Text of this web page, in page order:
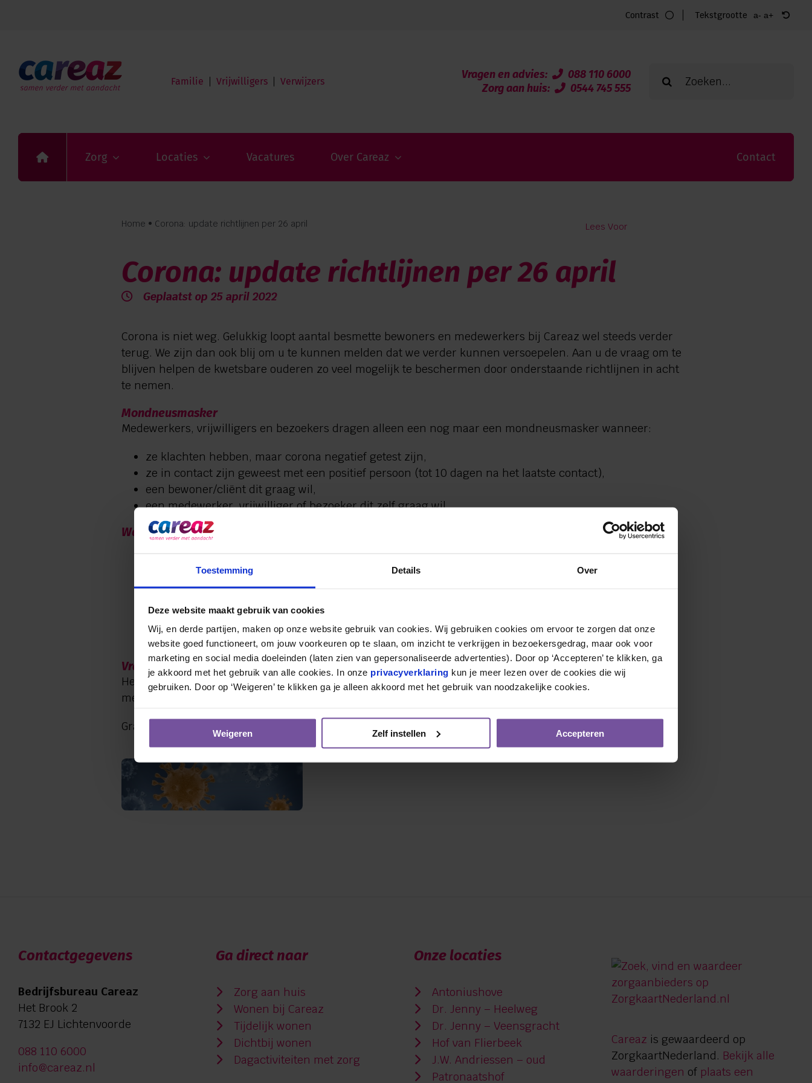
Toestemming Details Over
Deze website maakt gebruik van cookies
Wij, en derde partijen, maken op onze website gebruik van cookies. Wij gebruiken cookies om ervoor te zorgen dat onze
website goed functioneert, om jouw voorkeuren op te slaan, om inzicht te verkrijgen in bezoekersgedrag, maar ook voor
marketing en social media doeleinden (laten zien van gepersonaliseerde advertenties). Door op ‘Accepteren’ te klikken, ga
je akkoord met het gebruik van alle cookies. In onze privacyverklaring kun je meer lezen over de cookies die wij
gebruiken. Door op ‘Weigeren’ te klikken ga je alleen akkoord met het gebruik van noodzakelijke cookies.
Weigeren Zelf instellen Accepteren
Contrast Tekstgrootte a- a+
Familie Vrijwilligers Verwijzers
Vragen en advies:
088 110 6000
Zorg aan huis:
0544 745 555
naar:
Zorg Locaties Vacatures Over Careaz Contact
Home • Corona: update richtlijnen per 26 april Lees Voor
Corona: update richtlijnen per 26 april
Geplaatst op 25 april 2022
Corona is niet weg. Gelukkig loopt aantal besmette bewoners en medewerkers bij Careaz wel steeds verder
terug. We zijn dan ook blij om u te kunnen melden dat we verder kunnen versoepelen. Aan u de vraag om te
blijven helpen de kwetsbare ouderen zo veel mogelijk te beschermen door onderstaande richtlijnen in acht
te nemen.
Mondneusmasker
Medewerkers, vrijwilligers en bezoekers dragen alleen een nog maar een mondneusmasker wanneer:
ze klachten hebben, maar corona negatief getest zijn,
ze in contact zijn geweest met een positief persoon (tot 10 dagen na het laatste contact),
een bewoner/cliënt dit graag wil,
een medewerker, vrijwilliger of bezoeker dit zelf graag wil.
Wat nog steeds geldt
Geef elkaar de ruimte.
Hoest en nies in uw elleboog.
Geen handen schudden.
Was uw handen regelmatig.
Zorg voor voldoende ventilatie.
Vragen?
Heeft u vragen over bovenstaande informatie of de situatie van uzelf/uw naaste, dan kunt u altijd terecht bij
medewerkers van de afdeling.
Graag rekenen we weer op uw medewerking!
Contactgegevens
Bedrijfsbureau Careaz
Het Brook 2
7132 EJ Lichtenvoorde
088 110 6000
info@careaz.nl
Ga direct naar
Zorg aan huis
Wonen bij Careaz
Tijdelijk wonen
Dichtbij wonen
Dagactiviteiten met zorg
Onze locaties
Antoniushove
Dr. Jenny – Heelweg
Dr. Jenny – Veensgracht
Hof van Flierbeek
J.W. Andriessen – oud
Patronaatshof
Careaz is gewaardeerd op
ZorgkaartNederland. Bekijk alle
waarderingen of plaats een
Locaties
Vacatures
Over Careaz
Privacy
0544 745 555